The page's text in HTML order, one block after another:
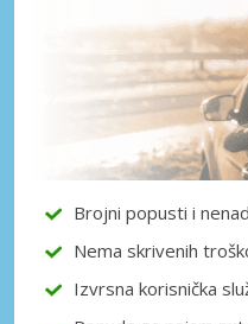
Posebni
Pristupite
dobavljača
Brojni popusti i
Nema skrivenih
Izvrsna korisnička